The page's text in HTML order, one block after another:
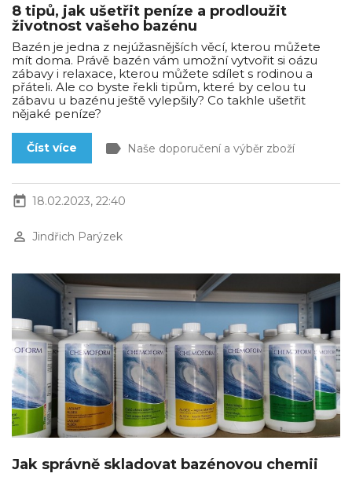
8 tipů, jak ušetřit peníze a prodloužit
životnost vašeho bazénu
Bazén je jedna z nejúžasnějších věcí, kterou můžete
mít doma. Právě bazén vám umožní vytvořit si oázu
zábavy i relaxace, kterou můžete sdílet s rodinou a
přáteli. Ale co byste řekli tipům, které by celou tu
zábavu u bazénu ještě vylepšily? Co takhle ušetřit
nějaké peníze?
Číst více label Naše doporučení a výběr zboží
today 18.02.2023, 22:40
perm_identity Jindřich Parýzek
Jak správně skladovat bazénovou chemii